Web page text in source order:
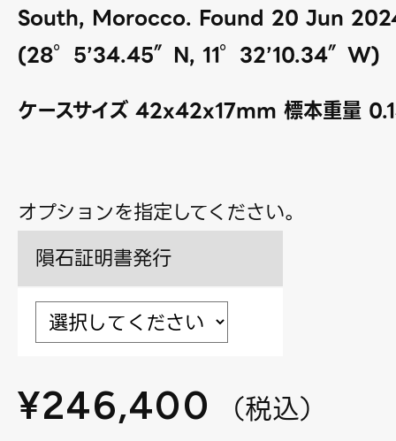
South, Morocco. Found 20 Jun
(28°5’34.45″N, 11°32’10.34″W)
ケースサイズ 42x42x17mm 標本重量
オプションを指定してください。
隕石証明書発行
¥246,400 （税込）